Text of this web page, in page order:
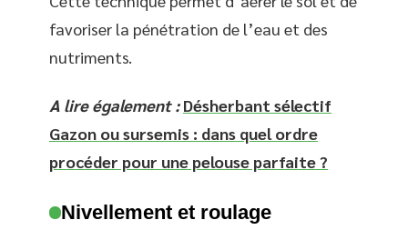
favoriser la pénétration de l’eau et des
nutriments.
A lire également : Désherbant sélectif
Gazon ou sursemis : dans quel ordre
procéder pour une pelouse parfaite ?
Nivellement et roulage